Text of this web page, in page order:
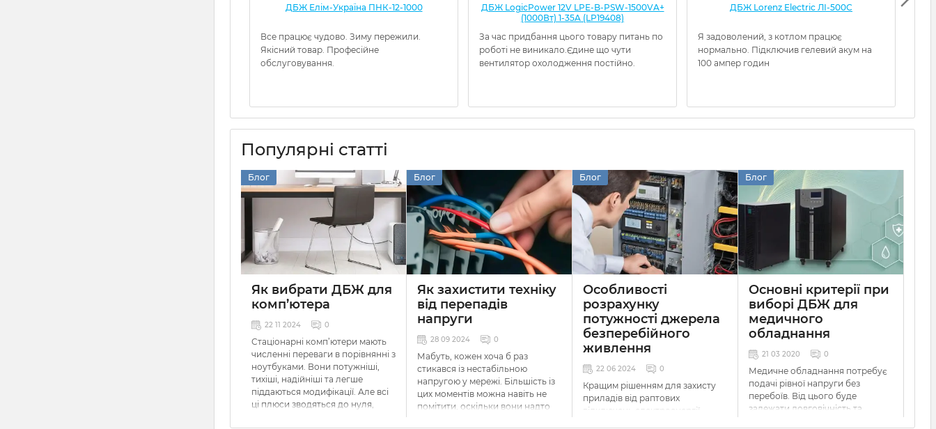
ДБЖ Елім-Україна ПНК-12-1000
Все працює чудово. Зиму пережили.
Якісний товар. Професійне
обслуговування.
ДБЖ LogicPower 12V LPE-B-PSW-1500VA+
(1000Вт) 1-35A (LP19408)
За час придбання цього товару питань по
роботі не виникало.Єдине що чути
вентилятор охолодження постійно.
ДБЖ Lorenz Electric ЛІ-500С
Я задоволений, з котлом працює
нормально. Підключив гелевий акум на
100 ампер годин
Популярні статті
Блог
Як вибрати ДБЖ для
комп’ютера
22 11 2024 0
Стаціонарні комп’ютери мають
численні переваги в порівнянні з
ноутбуками. Вони потужніші,
тихіші, надійніші та легше
піддаються модифікації. Але всі
ці плюси зводяться до нуля,
Блог
Як захистити техніку
від перепадів
напруги
28 09 2024 0
Мабуть, кожен хоча б раз
стикався із нестабільною
напругою у мережі. Більшість із
цих моментів можна навіть не
помітити, оскільки вони надто
Блог
Особливості
розрахунку
потужності джерела
безперебійного
живлення
22 06 2024 0
Кращим рішенням для захисту
приладів від раптових
відключень електроенергії
Блог
Основні критерії при
виборі ДБЖ для
медичного
обладнання
21 03 2020 0
Медичне обладнання потребує
подачі рівної напруги без
перебоїв. Від цього буде
залежати довговічність та